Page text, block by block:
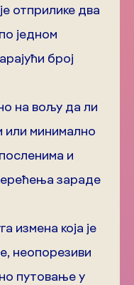
отприлике два
једном
број
на вољу да ли
или минимално
и
зараде
измена која је
неопорезиви
путовање у